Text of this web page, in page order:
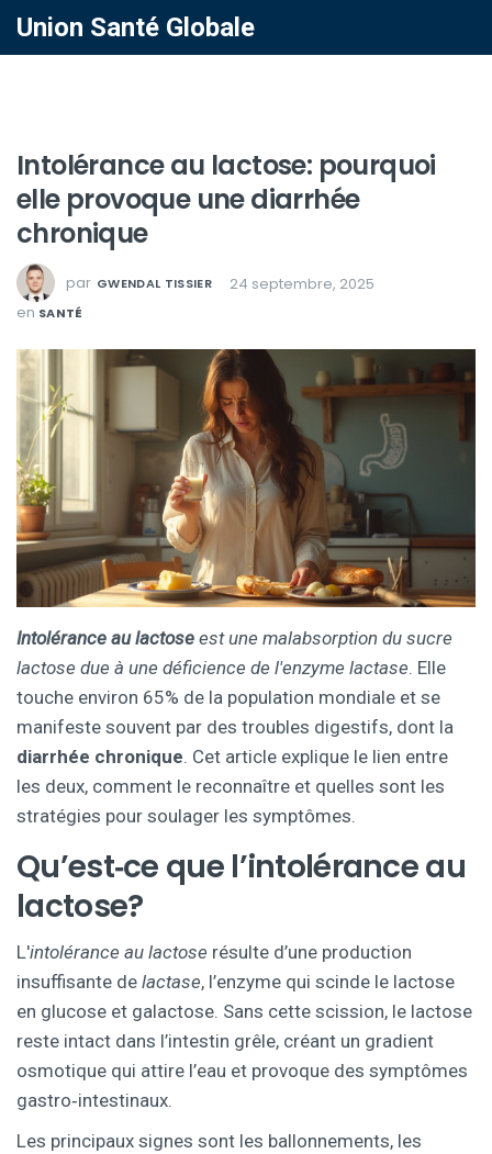
Union Santé Globale
Intolérance au lactose: pourquoi
elle provoque une diarrhée
chronique
par GWENDAL TISSIER
24 septembre, 2025
en SANTÉ
Intolérance au lactose est une malabsorption du sucre
lactose due à une déficience de l'enzyme lactase. Elle
touche environ 65% de la population mondiale et se
manifeste souvent par des troubles digestifs, dont la
diarrhée chronique. Cet article explique le lien entre
les deux, comment le reconnaître et quelles sont les
stratégies pour soulager les symptômes.
Qu’est‑ce que l’intolérance au
lactose?
L'intolérance au lactose résulte d’une production
insuffisante de lactase, l’enzyme qui scinde le lactose
en glucose et galactose. Sans cette scission, le lactose
reste intact dans l’intestin grêle, créant un gradient
osmotique qui attire l’eau et provoque des symptômes
gastro‑intestinaux.
Les principaux signes sont les ballonnements, les